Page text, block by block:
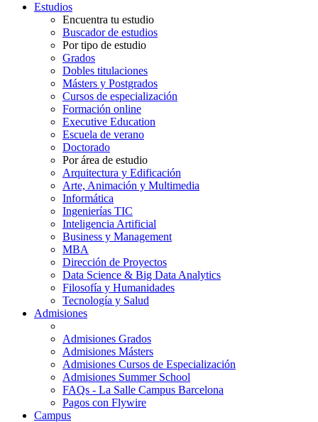
Estudios
Encuentra tu estudio
Buscador de estudios
Por tipo de estudio
Grados
Dobles titulaciones
Másters y Postgrados
Cursos de especialización
Formación online
Executive Education
Escuela de verano
Doctorado
Por área de estudio
Arquitectura y Edificación
Arte, Animación y Multimedia
Informática
Ingenierías TIC
Inteligencia Artificial
Business y Management
MBA
Dirección de Proyectos
Data Science & Big Data Analytics
Filosofía y Humanidades
Tecnología y Salud
Admisiones
Admisiones Grados
Admisiones Másters
Admisiones Cursos de Especialización
Admisiones Summer School
FAQs - La Salle Campus Barcelona
Pagos con Flywire
Campus